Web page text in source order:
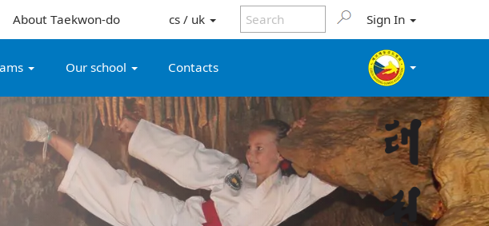
About Taekwon-do cs / uk Sign In
Our school Contacts